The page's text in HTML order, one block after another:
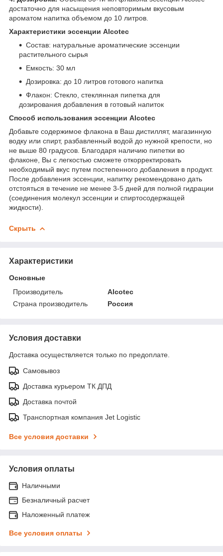
достаточно для насыщения неповторимым вкусовым
ароматом напитка объемом до 10 литров.
Характеристики эссенции Alcotec
Состав: натуральные ароматические эссенции
растительного сырья
Емкость: 30 мл
Дозировка: до 10 литров готового напитка
Флакон: Стекло, стеклянная пипетка для
дозирования добавления в готовый напиток
Способ использования эссенции Alcotec
Добавьте содержимое флакона в Ваш дистиллят, магазинную
водку или спирт, разбавленный водой до нужной крепости, но
не выше 80 градусов. Благодаря наличию пипетки во
флаконе, Вы с легкостью сможете откорректировать
необходимый вкус путем постепенного добавления в продукт.
После добавления эссенции, напитку рекомендовано дать
отстояться в течение не менее 3-5 дней для полной гидрации
(соединения молекул эссенции и спиртосодержащей
жидкости).
Скрыть
Характеристики
Основные
Производитель
Alcotec
Страна производитель
Россия
Условия доставки
Доставка осуществляется только по предоплате.
Самовывоз
Доставка курьером ТК ДПД
Доставка почтой
Транспортная компания Jet Logistic
Все условия доставки
Условия оплаты
Наличными
Безналичный расчет
Наложенный платеж
Все условия оплаты